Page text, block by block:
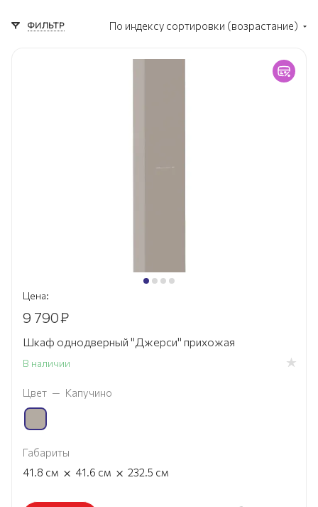
ФИЛЬТР По индексу сортировки (возрастание)
Цена:
9 790₽
Шкаф однодверный "Джерси" прихожая
В наличии
Цвет — Капучино
Габариты
41.8 см × 41.6 см × 232.5 см